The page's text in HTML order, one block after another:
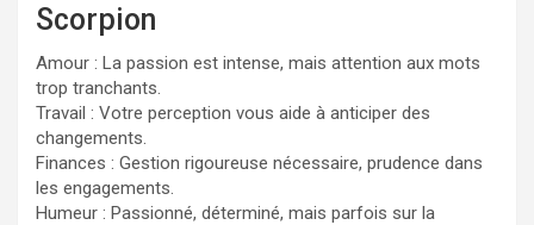
Scorpion
Amour : La passion est intense, mais attention aux mots
trop tranchants.
Travail : Votre perception vous aide à anticiper des
changements.
Finances : Gestion rigoureuse nécessaire, prudence dans
les engagements.
Humeur : Passionné, déterminé, mais parfois sur la